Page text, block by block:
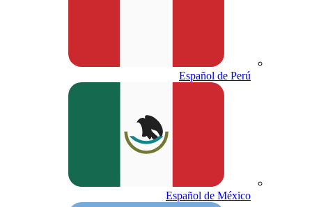
Español de Perú
Español de México